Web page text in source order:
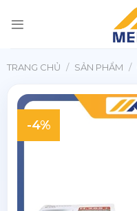
đến
TRANG CHỦ / SẢN PHẨM /
-4%